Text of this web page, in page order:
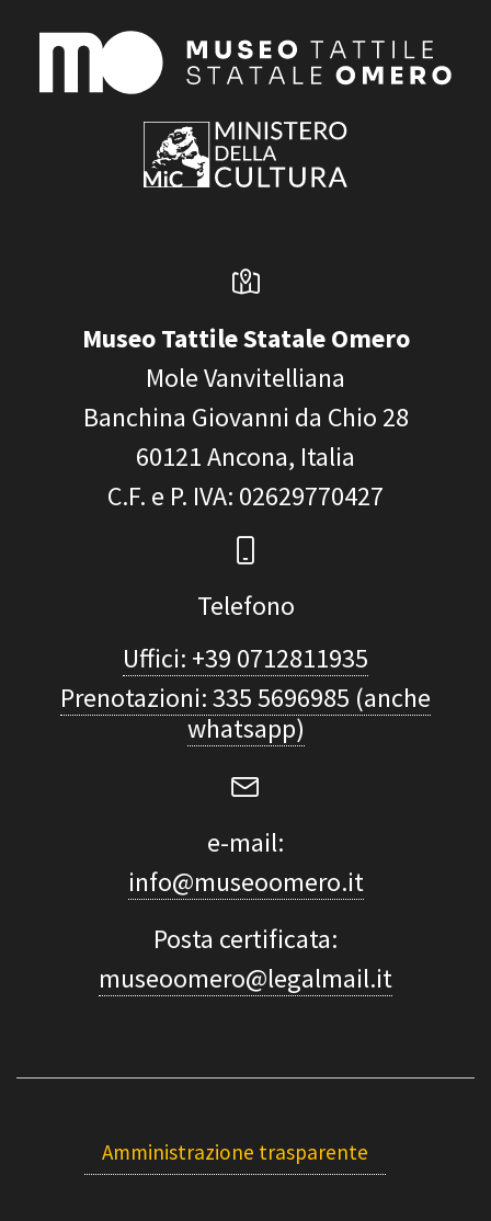
Museo Tattile Statale Omero
Mole Vanvitelliana
Banchina Giovanni da Chio 28
60121Ancona, Italia
C.F. e P. IVA: 02629770427
Telefono
Uffici: +39 0712811935
Prenotazioni: 335 5696985 (anche
whatsapp)
e-mail:
info@museoomero.it
Posta certificata:
museoomero@legalmail.it
Amministrazione trasparente